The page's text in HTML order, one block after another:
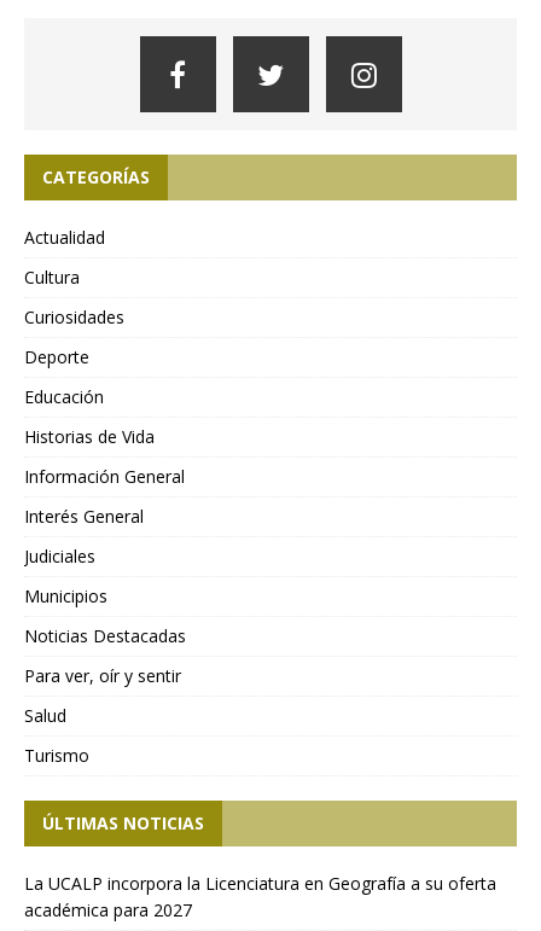
CATEGORÍAS
Actualidad
Cultura
Curiosidades
Deporte
Educación
Historias de Vida
Información General
Interés General
Judiciales
Municipios
Noticias Destacadas
Para ver, oír y sentir
Salud
Turismo
ÚLTIMAS NOTICIAS
La UCALP incorpora la Licenciatura en Geografía a su oferta
académica para 2027